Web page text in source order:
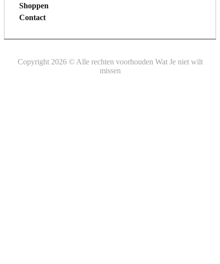
Shoppen
Contact
Copyright 2026 © Alle rechten voorhouden Wat Je niet wilt
missen